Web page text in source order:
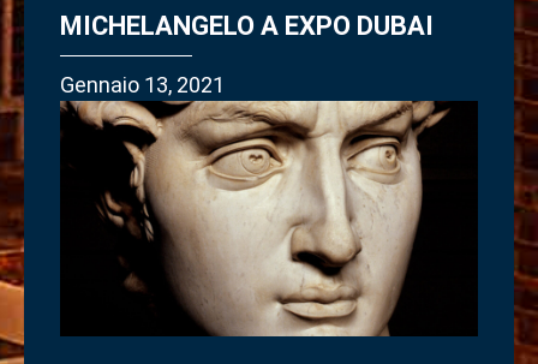
MICHELANGELO A EXPO DUBAI
Gennaio 13, 2021